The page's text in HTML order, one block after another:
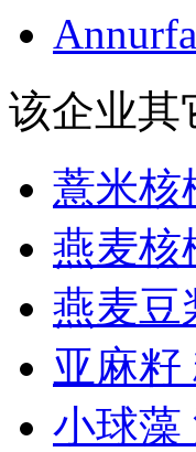
该企业其
薏米核
燕麦核
燕麦豆
亚麻籽
小球藻